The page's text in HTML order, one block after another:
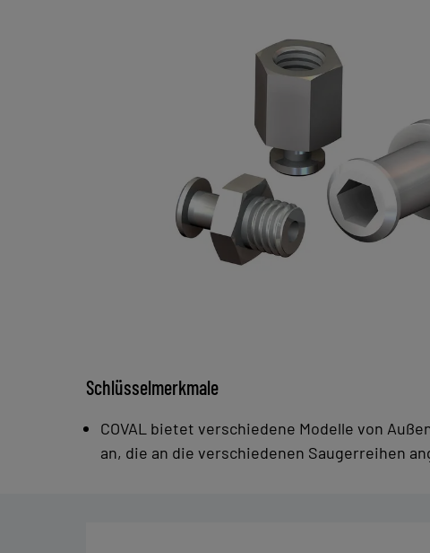
Schlüsselmerkmale
COVAL bietet verschiedene Modelle von
an, die an die verschiedenen Saugerreihen